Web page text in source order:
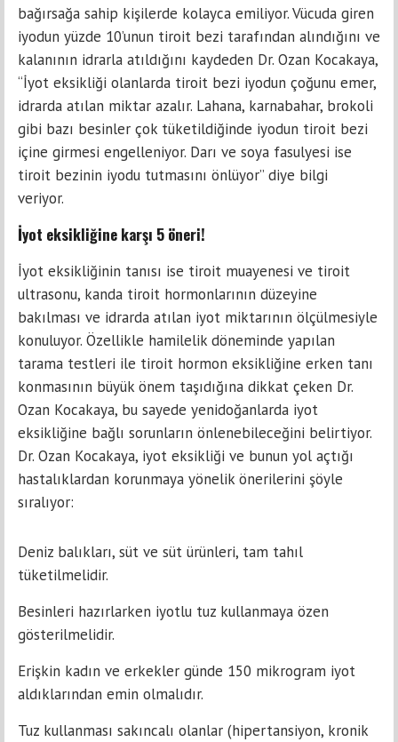
bağırsağa sahip kişilerde kolayca emiliyor. Vücuda giren
iyodun yüzde 10’unun tiroit bezi tarafından alındığını ve
kalanının idrarla atıldığını kaydeden Dr. Ozan Kocakaya,
“İyot eksikliği olanlarda tiroit bezi iyodun çoğunu emer,
idrarda atılan miktar azalır. Lahana, karnabahar, brokoli
gibi bazı besinler çok tüketildiğinde iyodun tiroit bezi
içine girmesi engelleniyor. Darı ve soya fasulyesi ise
tiroit bezinin iyodu tutmasını önlüyor” diye bilgi
veriyor.
İyot eksikliğine karşı 5 öneri!
İyot eksikliğinin tanısı ise tiroit muayenesi ve tiroit
ultrasonu, kanda tiroit hormonlarının düzeyine
bakılması ve idrarda atılan iyot miktarının ölçülmesiyle
konuluyor. Özellikle hamilelik döneminde yapılan
tarama testleri ile tiroit hormon eksikliğine erken tanı
konmasının büyük önem taşıdığına dikkat çeken Dr.
Ozan Kocakaya, bu sayede yenidoğanlarda iyot
eksikliğine bağlı sorunların önlenebileceğini belirtiyor.
Dr. Ozan Kocakaya, iyot eksikliği ve bunun yol açtığı
hastalıklardan korunmaya yönelik önerilerini şöyle
sıralıyor:
Deniz balıkları, süt ve süt ürünleri, tam tahıl
tüketilmelidir.
Besinleri hazırlarken iyotlu tuz kullanmaya özen
gösterilmelidir.
Erişkin kadın ve erkekler günde 150 mikrogram iyot
aldıklarından emin olmalıdır.
Tuz kullanması sakıncalı olanlar (hipertansiyon, kronik